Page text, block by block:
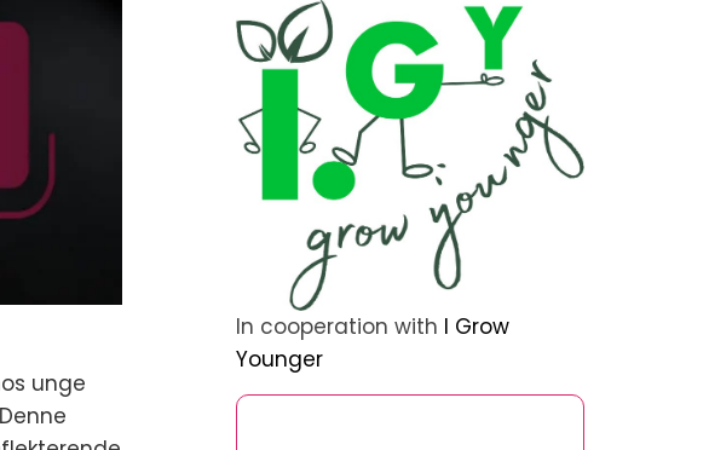
unge
In cooperation with I Grow
Younger